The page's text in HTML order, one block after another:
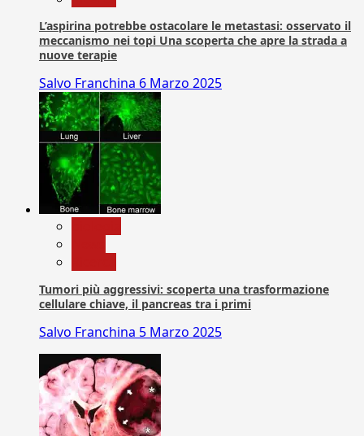
L’aspirina potrebbe ostacolare le metastasi: osservato il
meccanismo nei topi Una scoperta che apre la strada a
nuove terapie
Salvo Franchina 6 Marzo 2025
Tumori più aggressivi: scoperta una trasformazione
cellulare chiave, il pancreas tra i primi
Salvo Franchina 5 Marzo 2025